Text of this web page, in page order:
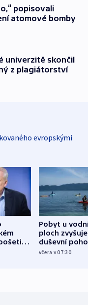
popisovali
atomové bomby
univerzitě skončil
z plagiátorství
evropskými
Pobyt u
ploch zvyšuje
duševní
ukázala
včera v 07:30